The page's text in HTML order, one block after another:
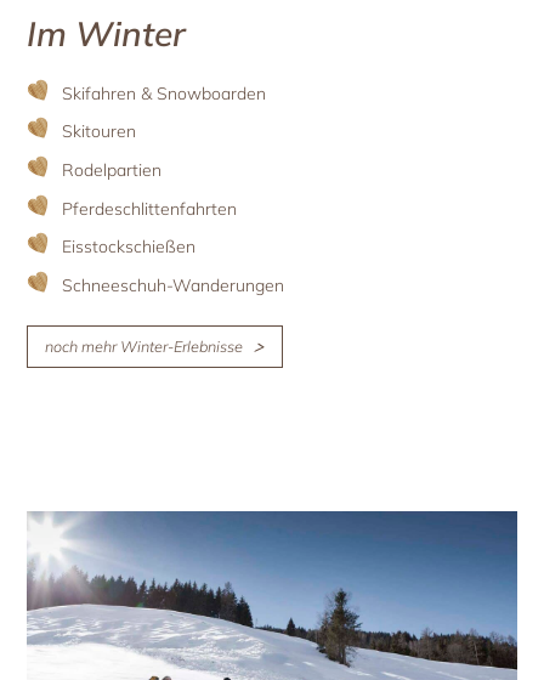
Im Winter
Skifahren & Snowboarden
Skitouren
Rodelpartien
Pferdeschlittenfahrten
Eisstockschießen
Schneeschuh-Wanderungen
noch mehr Winter-Erlebnisse